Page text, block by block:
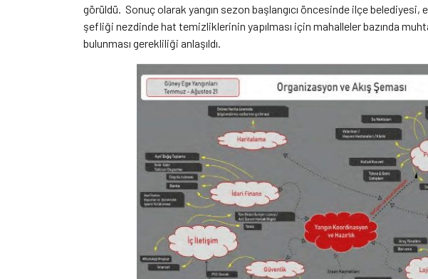
görüldü. Sonuç olarak yangın sezon başlangıcı öncesinde ilçe belediyesi,
şefliği nezdinde hat temizliklerinin yapılması için mahalleler bazında
bulunması gerekliliği anlaşıldı.